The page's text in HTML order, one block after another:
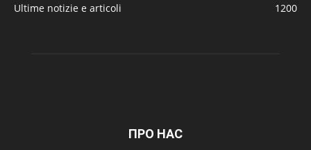
Ultime notizie e articoli 1200
ПРО НАС